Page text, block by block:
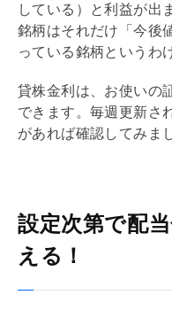
している）と利益が出
銘柄はそれだけ「今後
っている銘柄というわ
貸株金利は、お使いの
できます。毎週更新さ
があれば確認してみま
設定次第で配
える！